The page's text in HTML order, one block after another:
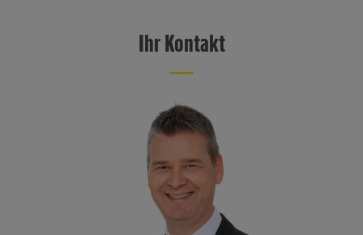
einen Verbund-Einzelhandelsumsatz von 11 Milliarden Euro. Mit rund
1.100 Märkten, größtenteils betrieben von selbstständigen
Hessens und Teile Bayerns. Zum Unternehmensverbund gehören
auch der Fleisch- und Wurstwarenhersteller EDEKA Südwest Fleisch
inklusive Produktionsstandort Schwarzwaldhof für Schwarzwälder
Schinken und geräucherte Produkte, die Bäckereigruppe Backkultur,
der Mineralbrunnen Schwarzwald-Sprudel, der Ortenauer
Weinkeller und der Fischwarenspezialist Frischkost. Einer der
Schwerpunkte des Sortiments der Märkte liegt auf Produkten aus
der Region. Im Rahmen der Regionalmarke „Unsere Heimat“
Ihr Kontakt